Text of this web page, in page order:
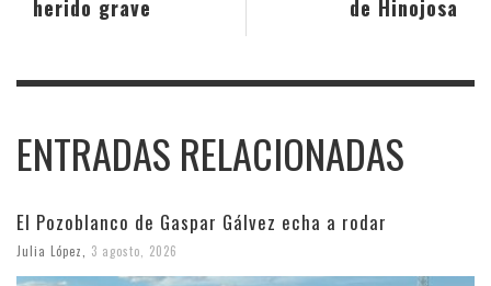
de Hinojosa
herido grave
ENTRADAS RELACIONADAS
El Pozoblanco de Gaspar Gálvez echa a rodar
Julia López 3 agosto, 2026